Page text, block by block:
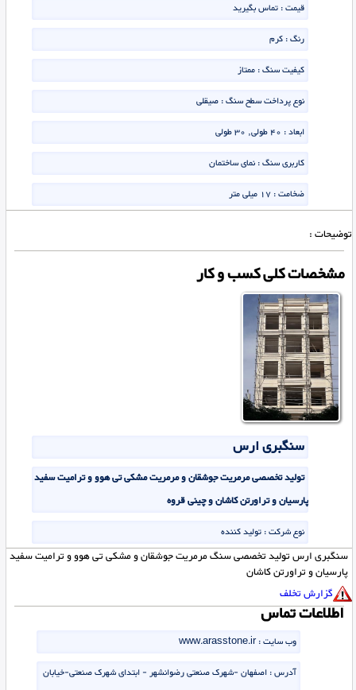
قیمت :تماس بگیرید
رنگ : کرم
کیفیت سنگ : ممتاز
نوع پرداخت سطح سنگ : صیقلی
ابعاد : 40 طولی, 30 طولی
کاربری سنگ : نمای ساختمان
ضخامت : 17 میلی متر
توضیحات :
مشخصات کلی کسب و کار
سنگبری ارس
تولید تخصصی مرمریت جوشقان و مرمریت مشکی تی هوو و ترامیت سفید
پارسیان و تراورتن کاشان و چینی قروه
نوع شرکت :تولید کننده
سنگبری ارس تولید تخصصی سنگ مرمریت جوشقان و مشکی تی هوو و ترامیت سفید
پارسیان و تراورتن کاشان
گزارش تخلف
اطلاعات تماس
وب سایت :www.arasstone.ir
آدرس :اصفهان -شهرک صنعتی رضوانشهر - ابتدای شهرک صنعتی-خیابان